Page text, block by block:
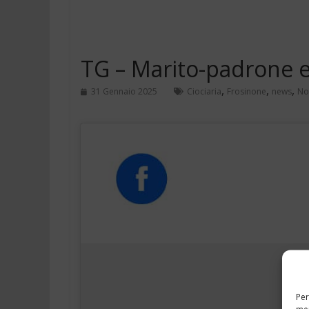
TG – Marito-padrone
31 Gennaio 2025 Ciociaria, Frosinone, news,